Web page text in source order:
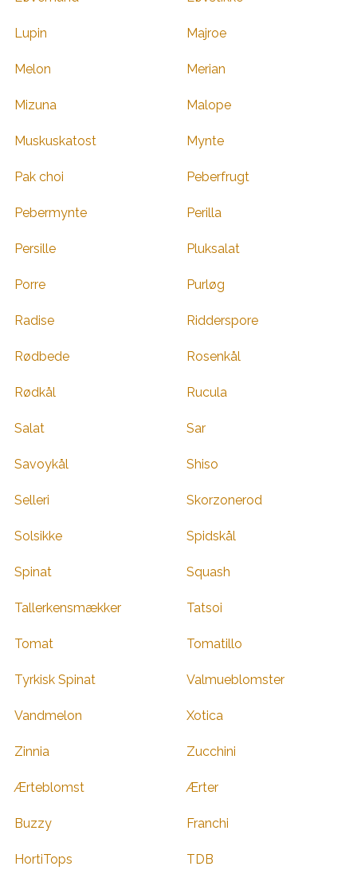
Lupin Majroe
Melon Merian
Mizuna Malope
Muskuskatost Mynte
Pak choi Peberfrugt
Pebermynte Perilla
Persille Pluksalat
Porre Purløg
Radise Ridderspore
Rødbede Rosenkål
Rødkål Rucula
Salat Sar
Savoykål Shiso
Selleri Skorzonerod
Solsikke Spidskål
Spinat Squash
Tallerkensmækker Tatsoi
Tomat Tomatillo
Tyrkisk Spinat Valmueblomster
Vandmelon Xotica
Zinnia Zucchini
Ærteblomst Ærter
Buzzy Franchi
HortiTops TDB